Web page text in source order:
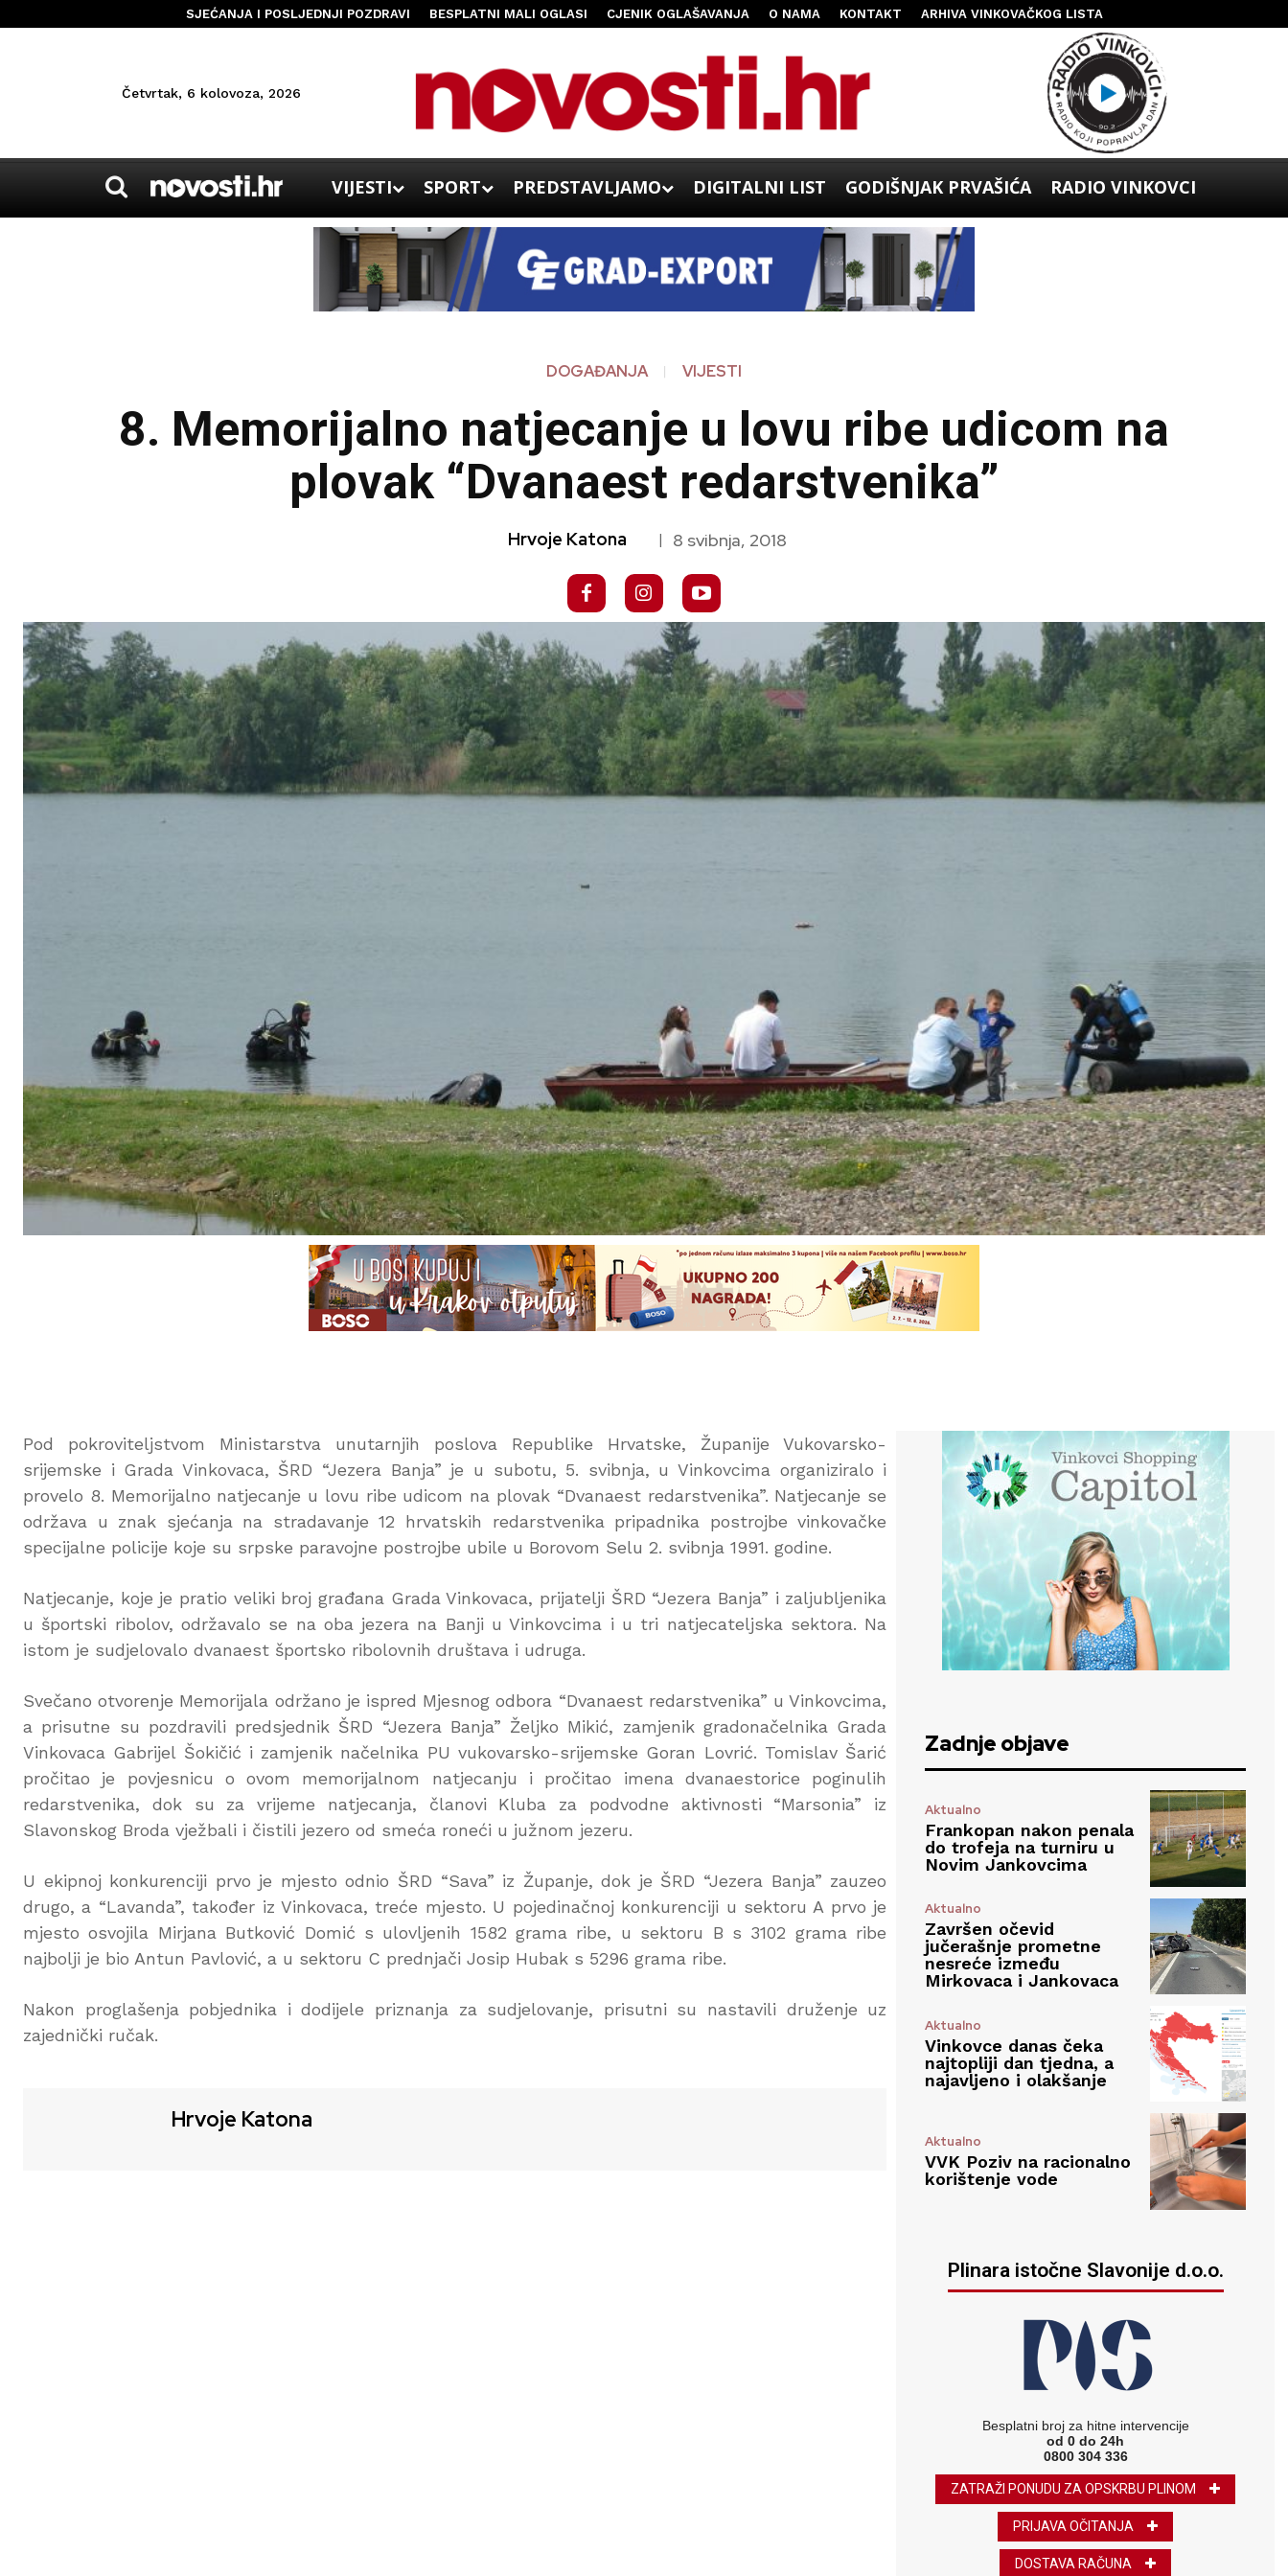
SJEĆANJA I POSLJEDNJI POZDRAVI BESPLATNI MALI OGLASI CJENIK OGLAŠAVANJA O NAMA KONTAKT ARHIVA VINKOVAČKOG LISTA
Četvrtak, 6 kolovoza, 2026
VIJESTI SPORT PREDSTAVLJAMO DIGITALNI LIST GODIŠNJAK PRVAŠIĆA RADIO VINKOVCI
DOGAĐANJA VIJESTI
8. Memorijalno natjecanje u lovu ribe udicom na
plovak “Dvanaest redarstvenika”
Hrvoje Katona | 8 svibnja, 2018
Pod pokroviteljstvom Ministarstva unutarnjih poslova Republike Hrvatske, Županije Vukovarsko-
srijemske i Grada Vinkovaca, ŠRD “Jezera Banja” je u subotu, 5. svibnja, u Vinkovcima organiziralo i
provelo 8. Memorijalno natjecanje u lovu ribe udicom na plovak “Dvanaest redarstvenika”. Natjecanje se
održava u znak sjećanja na stradavanje 12 hrvatskih redarstvenika pripadnika postrojbe vinkovačke
specijalne policije koje su srpske paravojne postrojbe ubile u Borovom Selu 2. svibnja 1991. godine.
Natjecanje, koje je pratio veliki broj građana Grada Vinkovaca, prijatelji ŠRD “Jezera Banja” i zaljubljenika
u športski ribolov, održavalo se na oba jezera na Banji u Vinkovcima i u tri natjecateljska sektora. Na
istom je sudjelovalo dvanaest športsko ribolovnih društava i udruga.
Svečano otvorenje Memorijala održano je ispred Mjesnog odbora “Dvanaest redarstvenika” u Vinkovcima,
a prisutne su pozdravili predsjednik ŠRD “Jezera Banja” Željko Mikić, zamjenik gradonačelnika Grada
Vinkovaca Gabrijel Šokičić i zamjenik načelnika PU vukovarsko-srijemske Goran Lovrić. Tomislav Šarić
pročitao je povjesnicu o ovom memorijalnom natjecanju i pročitao imena dvanaestorice poginulih
redarstvenika, dok su za vrijeme natjecanja, članovi Kluba za podvodne aktivnosti “Marsonia” iz
Slavonskog Broda vježbali i čistili jezero od smeća roneći u južnom jezeru.
U ekipnoj konkurenciji prvo je mjesto odnio ŠRD “Sava” iz Županje, dok je ŠRD “Jezera Banja” zauzeo
drugo, a “Lavanda”, također iz Vinkovaca, treće mjesto. U pojedinačnoj konkurenciji u sektoru A prvo je
mjesto osvojila Mirjana Butković Domić s ulovljenih 1582 grama ribe, u sektoru B s 3102 grama ribe
najbolji je bio Antun Pavlović, a u sektoru C prednjači Josip Hubak s 5296 grama ribe.
Nakon proglašenja pobjednika i dodijele priznanja za sudjelovanje, prisutni su nastavili druženje uz
zajednički ručak.
Hrvoje Katona
Zadnje objave
Aktualno
Frankopan nakon penala
do trofeja na turniru u
Novim Jankovcima
Aktualno
Završen očevid
jučerašnje prometne
nesreće između
Mirkovaca i Jankovaca
Aktualno
Vinkovce danas čeka
najtopliji dan tjedna, a
najavljeno i olakšanje
Aktualno
VVK Poziv na racionalno
korištenje vode
Plinara istočne Slavonije d.o.o.
Besplatni broj za hitne intervencije
od 0 do 24h
0800 304 336
ZATRAŽI PONUDU ZA OPSKRBU PLINOM
PRIJAVA OČITANJA
DOSTAVA RAČUNA